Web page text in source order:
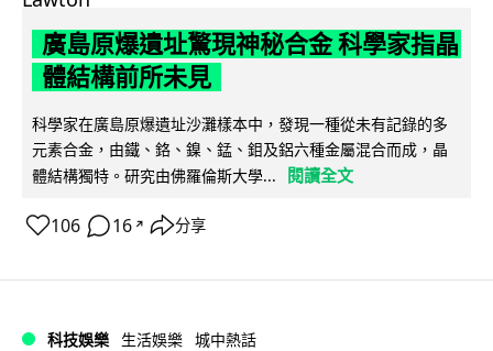
廣島原爆遺址驚現神秘合金 科學家指晶
體結構前所未見
科學家在廣島原爆遺址沙灘樣本中，發現一種從未有記錄的多
元素合金，由鐵、鉻、鎳、錳、鉬及鋁六種金屬混合而成，晶
體結構獨特。研究由佛羅倫斯大學...
閱讀全文
106 16 ↗ 分享
科技娛樂 生活娛樂 城中熱話